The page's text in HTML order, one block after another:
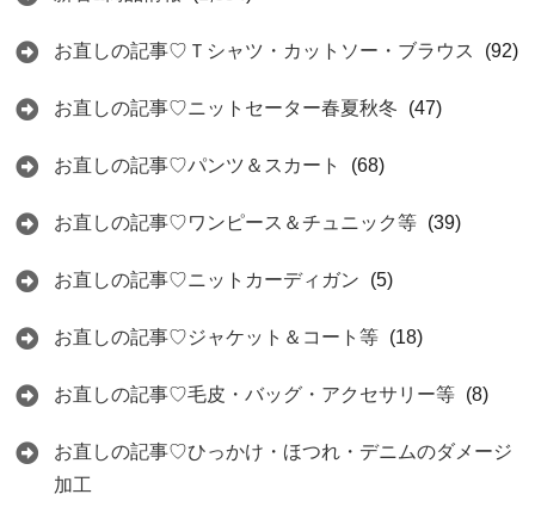
お直しの記事♡Ｔシャツ・カットソー・ブラウス (92)
お直しの記事♡ニットセーター春夏秋冬 (47)
お直しの記事♡パンツ＆スカート (68)
お直しの記事♡ワンピース＆チュニック等 (39)
お直しの記事♡ニットカーディガン (5)
お直しの記事♡ジャケット＆コート等 (18)
お直しの記事♡毛皮・バッグ・アクセサリー等 (8)
お直しの記事♡ひっかけ・ほつれ・デニムのダメージ
加工